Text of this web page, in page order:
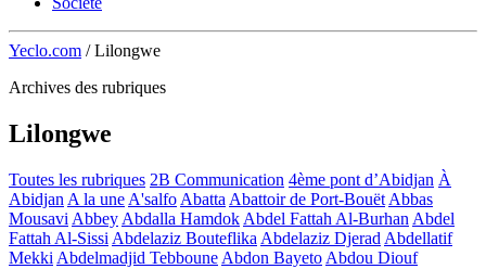
Yeclo.com / Lilongwe
Archives des rubriques
Lilongwe
Toutes les rubriques 2B Communication 4ème pont d’Abidjan À
Abidjan A la une A'salfo Abatta Abattoir de Port-Bouët Abbas
Mousavi Abbey Abdalla Hamdok Abdel Fattah Al-Burhan Abdel
Fattah Al-Sissi Abdelaziz Bouteflika Abdelaziz Djerad Abdellatif
Mekki Abdelmadjid Tebboune Abdon Bayeto Abdou Diouf